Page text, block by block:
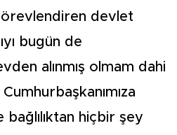
devlet
bugün de
alınmış olmam dahi
hiçbir şey